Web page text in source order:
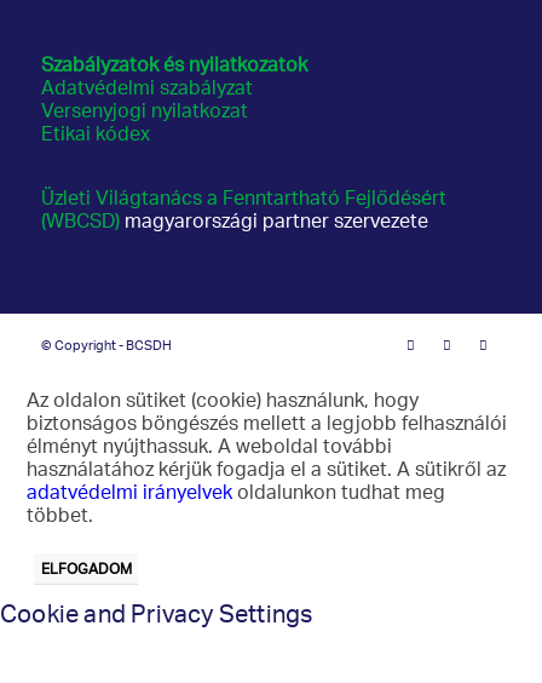
Szabályzatok és nyilatkozatok
Adatvédelmi szabályzat
Versenyjogi nyilatkozat
Etikai kódex
Üzleti Világtanács a Fenntartható Fejlődésért
(WBCSD)magyarországi partner szervezete
© Copyright - BCSDH
Az oldalon sütiket (cookie) használunk, hogy
biztonságos böngészés mellett a legjobb felhasználói
élményt nyújthassuk. A weboldal további
használatához kérjük fogadja el a sütiket. A sütikről az
adatvédelmi irányelvekoldalunkon tudhat meg
többet.
ELFOGADOM
Cookie and Privacy Settings